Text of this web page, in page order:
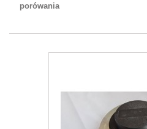
porówania